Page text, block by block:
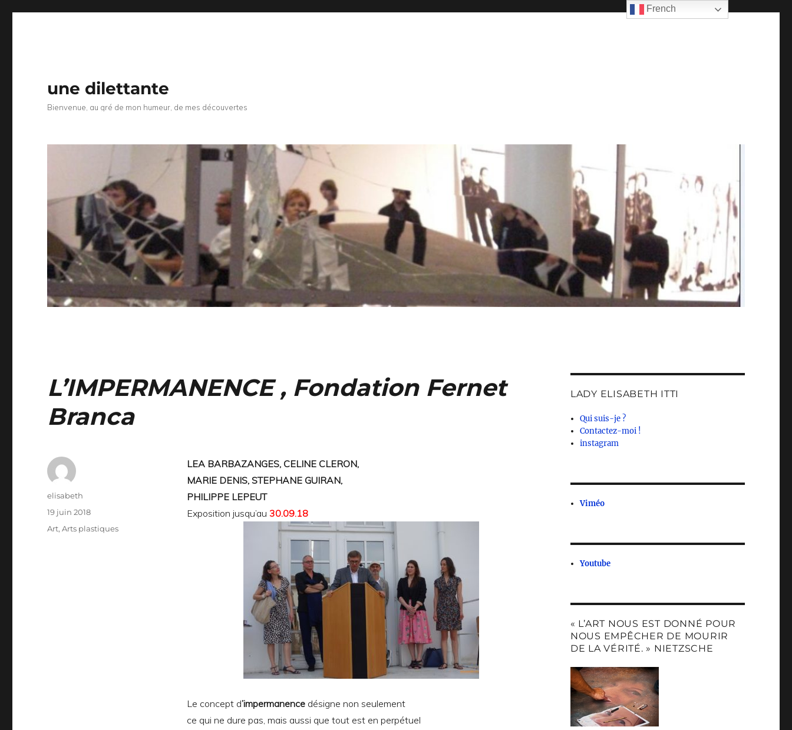
une dilettante
Bienvenue, au gré de mon humeur, de mes découvertes
L’IMPERMANENCE , Fondation Fernet
Branca
LEA BARBAZANGES, CELINE CLERON,
MARIE DENIS, STEPHANE GUIRAN,
PHILIPPE LEPEUT
Exposition jusqu’au 30.09.18
Le concept d’impermanencedésigne non seulement
ce qui ne dure pas, mais aussi que tout est en perpétuel
Auteur
elisabeth
Publié
19 juin 2018
Catégories
Art,Arts plastiques
LADY ELISABETH ITTI
Qui suis-je ?
Contactez-moi !
instagram
Viméo
Youtube
« L’ART NOUS EST DONNÉ POUR
NOUS EMPÊCHER DE MOURIR
DE LA VÉRITÉ. » NIETZSCHE
French